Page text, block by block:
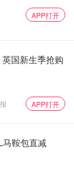
APP打开
国新生季抢购
APP打开
马鞍包直减